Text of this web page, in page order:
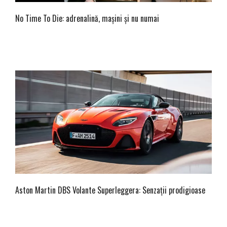
No Time To Die: adrenalină, mașini și nu numai
Aston Martin DBS Volante Superleggera: Senzații prodigioase